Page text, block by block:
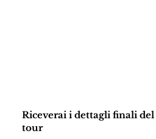
Riceverai i dettagli finali del
tour